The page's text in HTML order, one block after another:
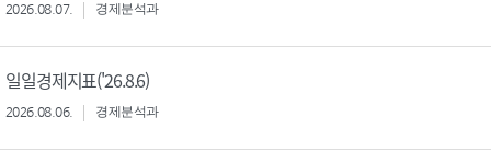
2026.08.07. 경제분석과
일일경제지표('26.8.6)
2026.08.06. 경제분석과